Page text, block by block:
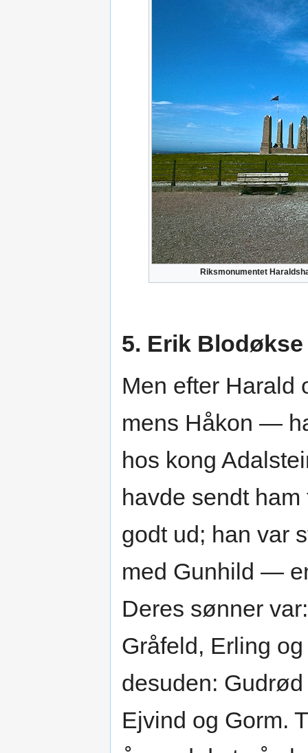
Riksmonumentet
5. Erik
Men efter Harald
mens Håkon —
hos kong
havde sendt
godt ud; han var
med Gunhild —
Deres sønner
Gråfeld, Erling
desuden:
Ejvind og Gorm.